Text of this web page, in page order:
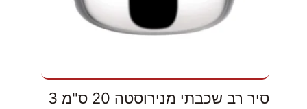
סיר רב שכבתי מנירוסטה 20 ס"מ 3